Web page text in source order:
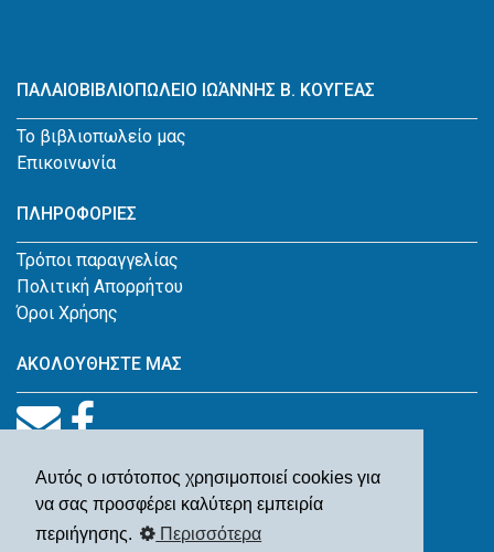
Αυτός ο ιστότοπος χρησιμοποιεί cookies για
να σας προσφέρει καλύτερη εμπειρία
περιήγησης.
Περισσότερα
ΠΑΛΑΙΟΒΙΒΛΙΟΠΩΛΕΙΟ ΙΩΆΝΝΗΣ Β. ΚΟΥΓΕΑΣ
Το βιβλιοπωλείο μας
Επικοινωνία
ΠΛΗΡΟΦΟΡΙΕΣ
Τρόποι παραγγελίας
Πολιτική Απορρήτου
Όροι Χρήσης
ΑΚΟΛΟΥΘΗΣΤΕ ΜΑΣ